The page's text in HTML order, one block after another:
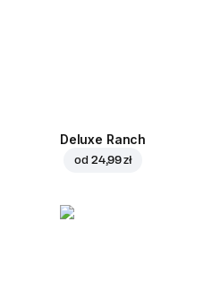
Deluxe Ranch
od 24,99 zł